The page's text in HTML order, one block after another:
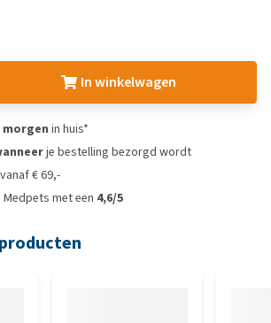
In winkelwagen
morgen in huis*
je bestelling bezorgd wordt
€ 69,-
met een 4,6/5